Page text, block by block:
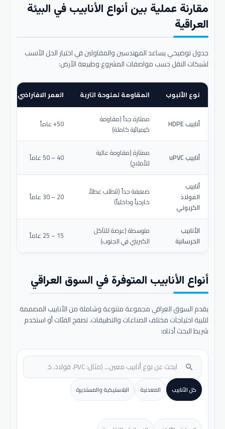
مقارنة عملية بين أنواع الأنابيب في البيئة
العراقية
جدول توضيحي يساعد المهندسين والمقاولين في اختيار الحل الأنسب
لشبكات النقل حسب مواصفات المشروع وطبيعة الأرض:
نوع الأنبوب المقاومة لملوحة التربة العمر الافتراضي
أنابيب HDPE
ممتازة جداً (مقاومة
كيميائية كاملة)
50+ عاماً
أنابيب uPVC
ممتازة (مقاومة عالية
للأملاح)
40 – 50 عاماً
أنابيب
الفولاذ
الكربوني
ضعيفة جداً (تتطلب عطلاً
خارجياً وداخلياً)
20 – 30 عاماً
الأنابيب
الخرسانية
متوسطة (عرضة للتآكل
الكبريتي في الجنوب)
15 – 25 عاماً
أنواع الأنابيب المتوفرة في السوق العراقي
يقدم السوق العراقي مجموعة متنوعة وشاملة من الأنابيب المصممة
لتلبية احتياجات مختلف الصناعات والتطبيقات. تصفح الفئات أو استخدم
شريط البحث أدناه:
search
كل الأنابيب المعدنية البلاستيكية والمستديرة